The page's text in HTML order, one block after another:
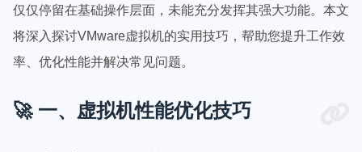
仅仅停留在基础操作层面，未能充分发挥其强大功能。本文
将深入探讨VMware虚拟机的实用技巧，帮助您提升工作效
率、优化性能并解决常见问题。
🚀 一、虚拟机性能优化技巧